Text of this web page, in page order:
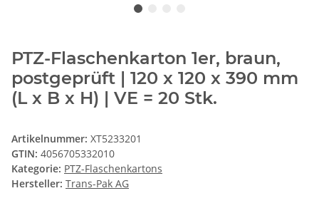
PTZ-Flaschenkarton 1er, braun,
postgeprüft | 120 x 120 x 390 mm
(L x B x H) | VE = 20 Stk.
Artikelnummer: XT5233201
GTIN: 4056705332010
Kategorie: PTZ-Flaschenkartons
Hersteller: Trans-Pak AG